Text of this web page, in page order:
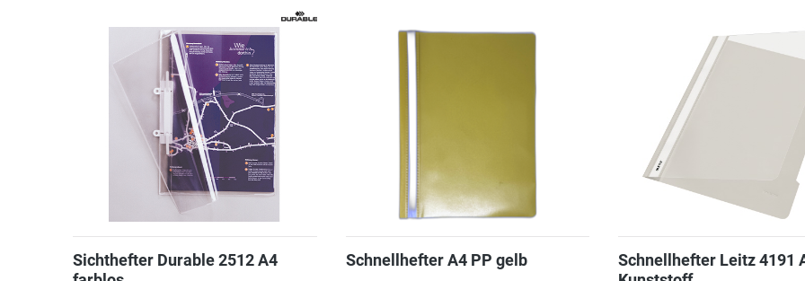
Sichthefter Durable 2512 A4
Schnellhefter A4 PP gelb
Schnellhefter Leitz 4191